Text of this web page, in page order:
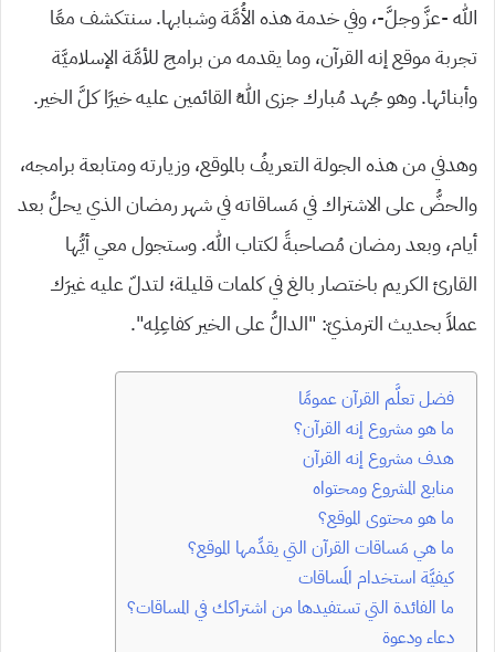
الله -عزَّ وجلَّ-، وفي خدمة هذه الأُمَّة وشبابها. سنتكشف معًا
تجربة موقع إنه القرآن، وما يقدمه من برامج للأمَّة الإسلاميَّة
وأبنائها. وهو جُهد مُبارك جزى اللهُ القائمين عليه خيرًا كلَّ الخير.
وهدفي من هذه الجولة التعريفُ بالموقع، وزيارته ومتابعة برامجه،
والحضُّ على الاشتراك في مَساقاته في شهر رمضان الذي يحلُّ بعد
أيام، وبعد رمضان مُصاحبةً لكتاب الله. وستجول معي أيُّها
القارئ الكريم باختصار بالغ في كلمات قليلة؛ لتدلّ عليه غيرَك
عملاً بحديث الترمذيّ: “الدالُّ على الخير كفاعِلِه”.
فضل تعلُّم القرآن عمومًا
ما هو مشروع إنه القرآن؟
هدف مشروع إنه القرآن
منابع المشروع ومحتواه
ما هو محتوى الموقع؟
ما هي مَساقات القرآن التي يقدِّمها الموقع؟
كيفيَّة استخدام المَساقات
ما الفائدة التي تستفيدها من اشتراكك في المساقات؟
دعاء ودعوة